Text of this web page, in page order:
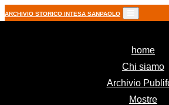
ARCHIVIO STORICO INTESA SANPAOLO
home
Chi siamo
Archivio
Mostre